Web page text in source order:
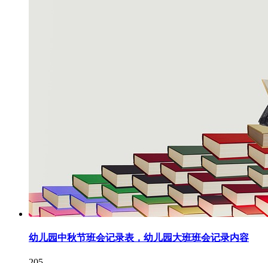
幼儿园中秋节班会记录表，幼儿园大班班会记录内容